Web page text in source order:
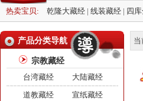
热卖宝贝: 乾隆大藏经 | 线装藏经 | 四
产品分类导航
宗教藏经
台湾藏经
大陆藏经
道教藏经
宣纸藏经
当